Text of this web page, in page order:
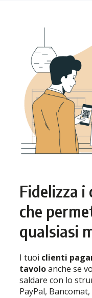
Fidelizza i
che
qualsiasi
I tuoi clienti
tavoloanche se
saldare con lo
PayPal,